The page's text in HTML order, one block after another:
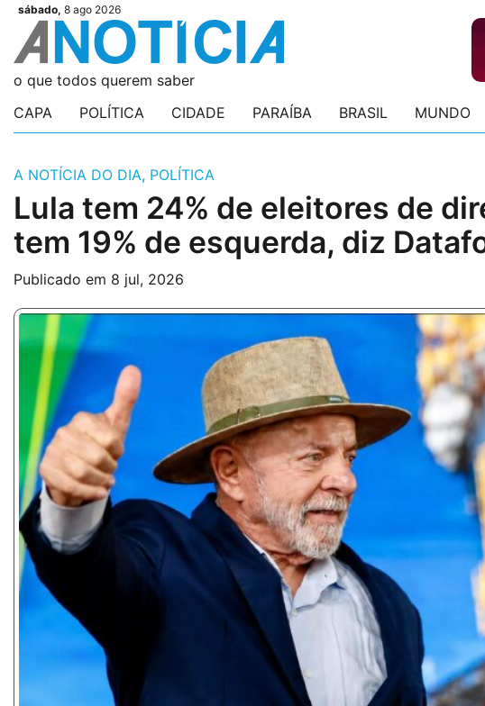
Skip
content
sábado, 8 ago 2026
Videos
Videos
Podcasts
Podcasts
Author
Author
Login
Login
o que todos querem saber
CAPA
POLÍTICA CIDADE PARAÍBA BRASIL MUNDO
A NOTÍCIA DO DIA, POLÍTICA
Lula tem 24% de eleitores de
tem 19% de esquerda, diz
Publicado em 8 jul, 2026